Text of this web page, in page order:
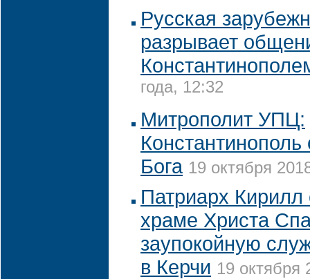
Русская
разрывает
года, 12:32
Митрополит УПЦ:
Константинополь
Бога 19 октября
Патриарх Кирилл
храме Христа
заупокойную
в Керчи 19 октября